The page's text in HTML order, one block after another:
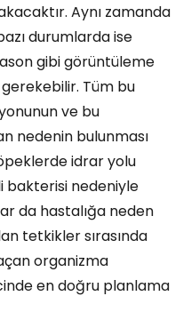
Aynı zamanda
durumlarda ise
gibi görüntüleme
Tüm bu
ve bu
nedenin bulunması
idrar yolu
bakterisi nedeniyle
da hastalığa neden
tetkikler sırasında
organizma
en doğru planlama